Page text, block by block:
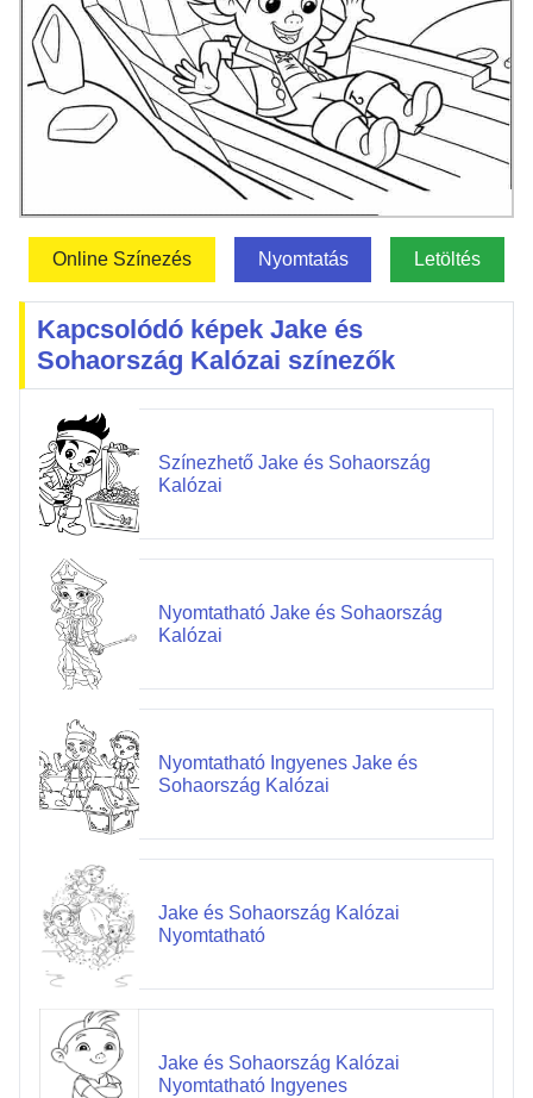
Online Színezés Nyomtatás Letöltés
Kapcsolódó képek Jake és
Sohaország Kalózai színezők
Színezhető Jake és Sohaország
Kalózai
Nyomtatható Jake és Sohaország
Kalózai
Nyomtatható Ingyenes Jake és
Sohaország Kalózai
Jake és Sohaország Kalózai
Nyomtatható
Jake és Sohaország Kalózai
Nyomtatható Ingyenes